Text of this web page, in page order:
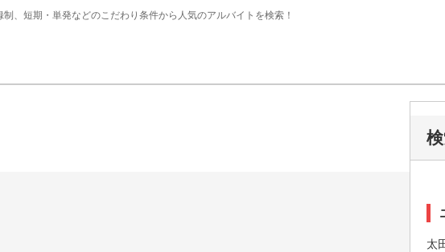
、短期・単発などのこだわり条件から人気のアルバイトを検索！
太